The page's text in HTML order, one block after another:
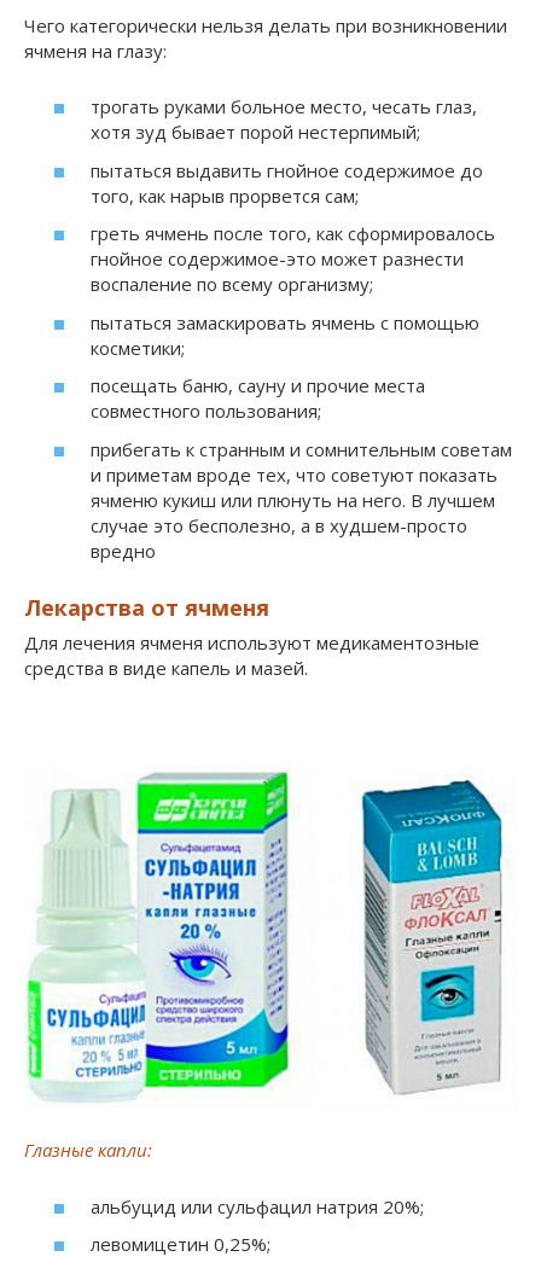
Чего категорически нельзя делать при возникновении
ячменя на глазу:
трогать руками больное место, чесать глаз,
хотя зуд бывает порой нестерпимый;
пытаться выдавить гнойное содержимое до
того, как нарыв прорвется сам;
греть ячмень после того, как сформировалось
гнойное содержимое-это может разнести
воспаление по всему организму;
пытаться замаскировать ячмень с помощью
косметики;
посещать баню, сауну и прочие места
совместного пользования;
прибегать к странным и сомнительным советам
и приметам вроде тех, что советуют показать
ячменю кукиш или плюнуть на него. В лучшем
случае это бесполезно, а в худшем-просто
вредно
Лекарства от ячменя
Для лечения ячменя используют медикаментозные
средства в виде капель и мазей.
Глазные капли:
альбуцид или сульфацил натрия 20%;
левомицетин 0,25%;